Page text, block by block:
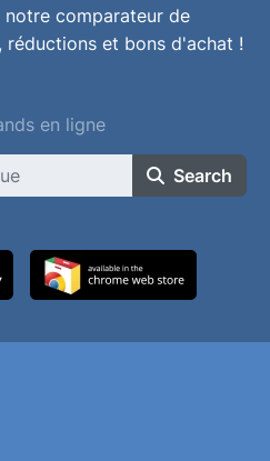
notre comparateur de
et bons d'achat !
en ligne
Search